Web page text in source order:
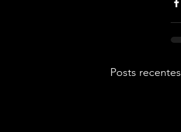
Posts recentes